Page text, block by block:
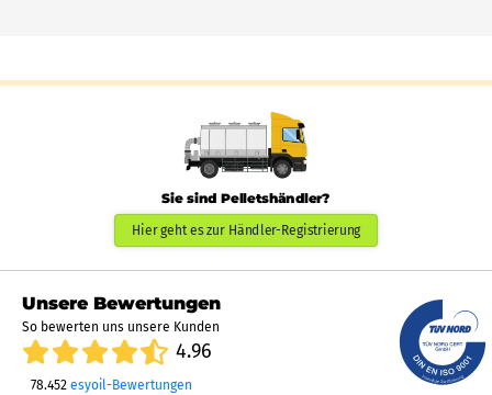
Sie sind Pelletshändler?
Hier geht es zur Händler-Registrierung
Unsere Bewertungen
So bewerten uns unsere Kunden
4.96
78.452 esyoil-Bewertungen